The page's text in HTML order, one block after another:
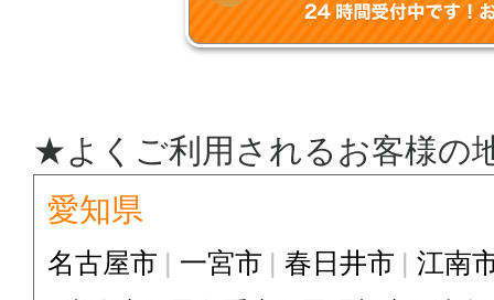
★よくご利用されるお客様の
愛知県
名古屋市 一宮市 春日井市
江南